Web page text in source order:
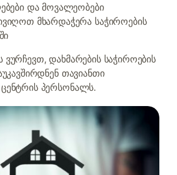
და მოვალეობები
მხარდაჭერა საჭიროების
დახმარების საჭიროების
თავიანთი
პერსონალს.